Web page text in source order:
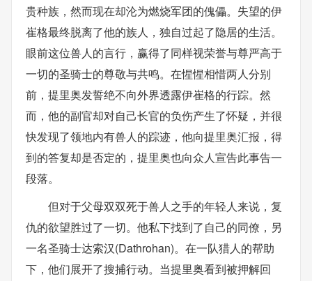
贵种族，然而现在却沦为燃烧军团的傀儡。失望的伊
崔格最终脱离了他的族人，独自过起了隐居的生活。
眼前这位兽人的言行，赢得了同样视荣誉与尊严高于
一切的圣骑士的尊敬与共鸣。在惺惺相惜两人分别
前，提里奥发誓绝不向外界透露伊崔格的行踪。然
而，他的副官却对自己长官的负伤产生了怀疑，并很
快发现了领地内有兽人的踪迹，他向提里奥汇报，得
到的答复却是否定的，提里奥也向众人宣告此事告一
段落。
但对于父母双双死于兽人之手的年轻人来说，复
仇的欲望胜过了一切。他私下找到了自己的同僚，另
一名圣骑士达索汉(Dathrohan)。在一队猎人的帮助
下，他们展开了搜捕行动。当提里奥看到被押解回